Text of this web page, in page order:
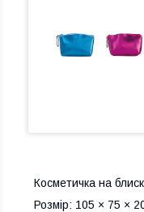
Косметичка на
Розмір: 105 × 75 ×